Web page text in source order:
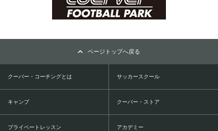
ページトップへ戻る
クーバー・コーチングとは サッカースクール
キャンプ クーバー・ストア
プライベートレッスン アカデミー